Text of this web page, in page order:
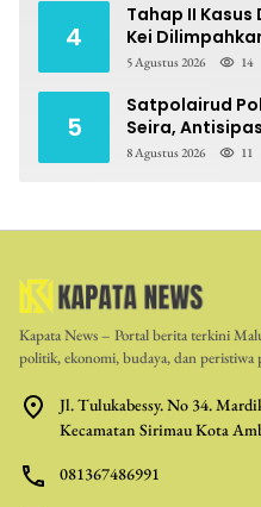
4
Tahap II Kasus
Kei
5 Agustus 2026 14
5
Satpolairud
Seira,
8 Agustus 2026 11
Kapata News – Portal berita terkini
politik, ekonomi, budaya, dan
Jl. Tulukabessy. No 34.
Kecamatan Sirimau Kota
081367486991